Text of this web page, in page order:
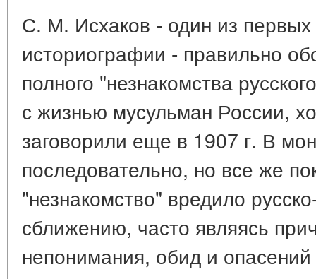
С. М. Исхаков - один из
историографии - правильно
полного "незнакомства
с жизнью мусульман России,
заговорили еще в 1907 г. В
последовательно, но все же
"незнакомство" вредило
сближению, часто являясь
непонимания, обид и